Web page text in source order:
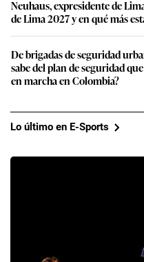
Neuhaus, expresidente de
de Lima 2027 y en qué más
De brigadas de seguridad
sabe del plan de seguridad
en marcha en Colombia?
Lo último en E-Sports